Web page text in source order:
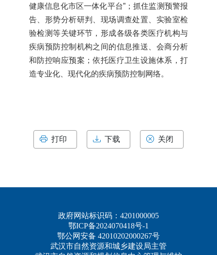
健康信息化市区一体化平台”；抓住监测预警报
告、形势分析研判、现场调查处置、实验室检
验检测等关键环节，形成各级各类医疗机构与
疾病预防控制机构之间的信息推送、会商分析
和防控响应预案；依托医疗卫生设施体系，打
造专业化、现代化的疾病预防控制网络。
打印 下载 关闭
政府网站标识码：4201000005
鄂ICP备2024070418号-1
鄂公网安备 42010202000267号
武汉市自然资源和城乡建设局主管